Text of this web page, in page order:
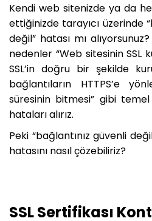
Kendi web sitenizde ya da
ettiğinizde tarayıcı üzerinde
değil” hatası mı
nedenler “Web sitesinin SSL
SSL’in doğru bir şekilde
bağlantıların HTTPS’e
süresinin bitmesi” gibi
hataları alırız.
Peki “bağlantınız güvenli
hatasını nasıl çözebiliriz?
SSL Sertifikası